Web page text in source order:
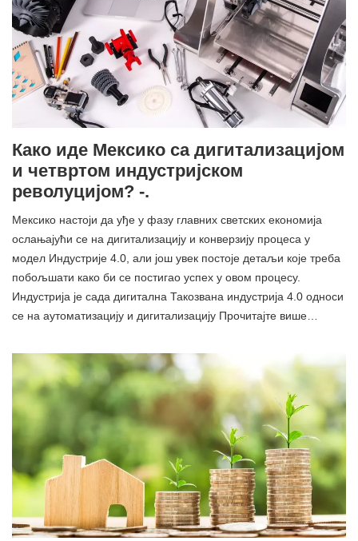
Како иде Мексико са дигитализацијом
и четвртом индустријском
револуцијом? -.
Мексико настоји да уђе у фазу главних светских економија
ослањајући се на дигитализацију и конверзију процеса у
модел Индустрије 4.0, али још увек постоје детаљи које треба
побољшати како би се постигао успех у овом процесу.
Индустрија је сада дигитална Такозвана индустрија 4.0 односи
се на аутоматизацију и дигитализацију Прочитајте више…